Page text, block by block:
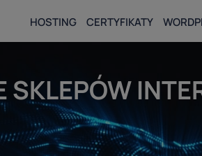
HOSTING CERTYFIKATY
SKLEPÓW